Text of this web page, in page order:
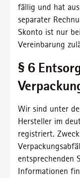
fällig und hat
separater
Skonto ist nur
Vereinbarung
§ 6
Wir sind unter
Hersteller im
registriert.
entsprechenden
Informationen